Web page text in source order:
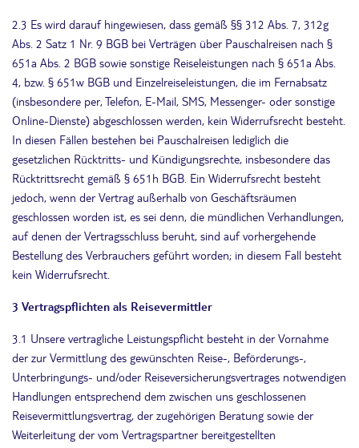
2.3 Es wird darauf hingewiesen, dass gemäß §§ 312 Abs. 7, 312g
Abs. 2 Satz 1 Nr. 9 BGB bei Verträgen über Pauschalreisen nach §
651a Abs. 2 BGB sowie sonstige Reiseleistungen nach § 651a Abs.
4, bzw. § 651w BGB und Einzelreiseleistungen, die im Fernabsatz
(insbesondere per, Telefon, E-Mail, SMS, Messenger- oder sonstige
Online-Dienste) abgeschlossen werden, kein Widerrufsrecht besteht.
In diesen Fällen bestehen bei Pauschalreisen lediglich die
gesetzlichen Rücktritts- und Kündigungsrechte, insbesondere das
Rücktrittsrecht gemäß § 651h BGB. Ein Widerrufsrecht besteht
jedoch, wenn der Vertrag außerhalb von Geschäftsräumen
geschlossen worden ist, es sei denn, die mündlichen Verhandlungen,
auf denen der Vertragsschluss beruht, sind auf vorhergehende
Bestellung des Verbrauchers geführt worden; in diesem Fall besteht
kein Widerrufsrecht.
3 Vertragspflichten als Reisevermittler
3.1 Unsere vertragliche Leistungspflicht besteht in der Vornahme
der zur Vermittlung des gewünschten Reise-, Beförderungs-,
Unterbringungs- und/oder Reiseversicherungsvertrages notwendigen
Handlungen entsprechend dem zwischen uns geschlossenen
Reisevermittlungsvertrag, der zugehörigen Beratung sowie der
Weiterleitung der vom Vertragspartner bereitgestellten